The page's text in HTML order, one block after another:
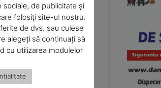
de publicitate și
folosiți site-ul nostru.
de dvs. sau culese
alegeți să continuați să
cu utilizarea modulelor